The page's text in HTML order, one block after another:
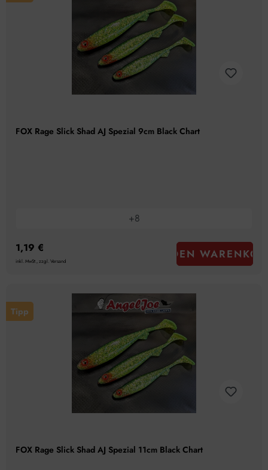
FOX Rage Slick Shad AJ Spezial 9cm Black Chart
+8
1,19 €
inkl. MwSt., zzgl. Versand IN DEN
Tipp
FOX Rage Slick Shad AJ Spezial 11cm Black Chart